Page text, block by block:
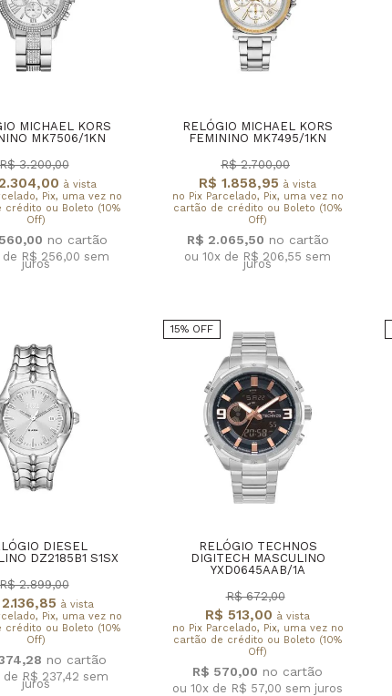
MICHAEL KORS
MK7506/1KN
à vista
Pix, uma vez no
crédito ou Boleto (10%
Off)
3.200,00
de R$ 256,00 sem
juros
RELÓGIO MICHAEL KORS
FEMININO MK7495/1KN
R$ 1.858,95 à vista
no Pix Parcelado, Pix, uma vez no
cartão de crédito ou Boleto (10%
Off)
R$ 2.700,00
R$ 2.065,50
ou 10x de R$ 206,55 sem
juros
DIESEL
DZ2185B1 S1SX
à vista
Pix, uma vez no
crédito ou Boleto (10%
Off)
2.899,00
de R$ 237,42 sem
juros
15% OFF
RELÓGIO TECHNOS
DIGITECH MASCULINO
YXD0645AAB/1A
R$ 513,00 à vista
no Pix Parcelado, Pix, uma vez no
cartão de crédito ou Boleto (10%
Off)
R$ 672,00
R$ 570,00
ou 10x de R$ 57,00 sem juros